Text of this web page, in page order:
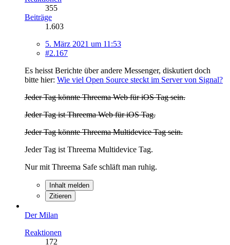
355
Beiträge
1.603
5. März 2021 um 11:53
#2.167
Es heisst Berichte über andere Messenger, diskutiert doch
bitte hier: Wie viel Open Source steckt im Server von Signal?
Jeder Tag könnte Threema Web für iOS Tag sein.
Jeder Tag ist Threema Web für iOS Tag.
Jeder Tag könnte Threema Multidevice Tag sein.
Jeder Tag ist Threema Multidevice Tag.
Nur mit Threema Safe schläft man ruhig.
Inhalt melden
Zitieren
Der Milan
Reaktionen
172